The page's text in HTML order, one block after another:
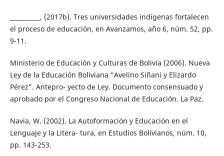
__________, (2017b). Tres universidades indígenas fortalecen
el proceso de educación, en Avanzamos, año 6, núm. 52, pp.
9-11.
Ministerio de Educación y Culturas de Bolivia (2006). Nueva
Ley de la Educación Boliviana “Avelino Siñani y Elizardo
Pérez”. Antepro- yecto de Ley. Documento consensuado y
aprobado por el Congreso Nacional de Educación. La Paz.
Navia, W. (2002). La Autoformación y Educación en el
Lenguaje y la Litera- tura, en Estudios Bolivianos, núm. 10,
pp. 143-253.